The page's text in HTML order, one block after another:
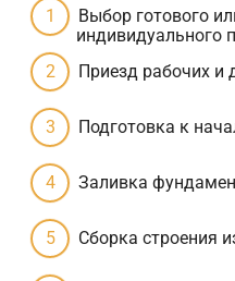
Выбор готового
индивидуального
Приезд рабочих и
Подготовка к
Заливка
Сборка строения